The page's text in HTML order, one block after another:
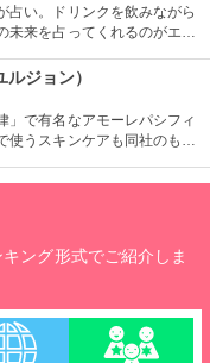
占い。ドリンクを飲みながら
来を占ってくれるのがエロ
ジョン）
」で有名なアモーレパシフィ
うスキンケアも同社のもの
ング形式でご紹介しま